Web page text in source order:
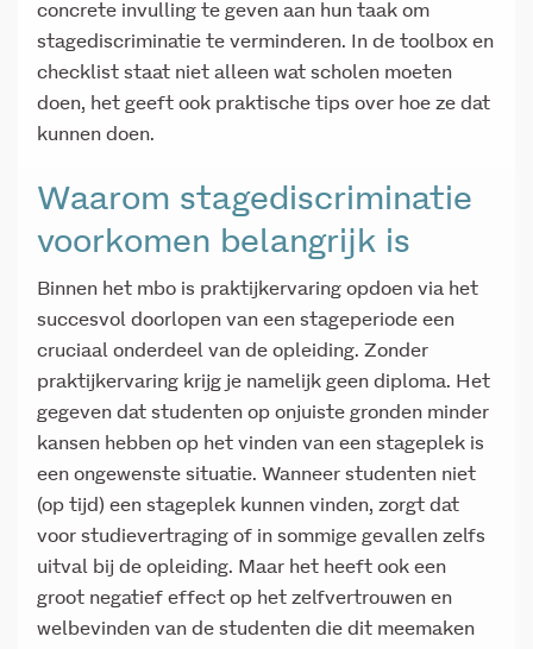
concrete invulling te geven aan hun taak om
stagediscriminatie te verminderen. In de toolbox en
checklist staat niet alleen wat scholen moeten
doen, het geeft ook praktische tips over hoe ze dat
kunnen doen.
Waarom stagediscriminatie
voorkomen belangrijk is
Binnen het mbo is praktijkervaring opdoen via het
succesvol doorlopen van een stageperiode een
cruciaal onderdeel van de opleiding. Zonder
praktijkervaring krijg je namelijk geen diploma. Het
gegeven dat studenten op onjuiste gronden minder
kansen hebben op het vinden van een stageplek is
een ongewenste situatie. Wanneer studenten niet
(op tijd) een stageplek kunnen vinden, zorgt dat
voor studievertraging of in sommige gevallen zelfs
uitval bij de opleiding. Maar het heeft ook een
groot negatief effect op het zelfvertrouwen en
welbevinden van de studenten die dit meemaken